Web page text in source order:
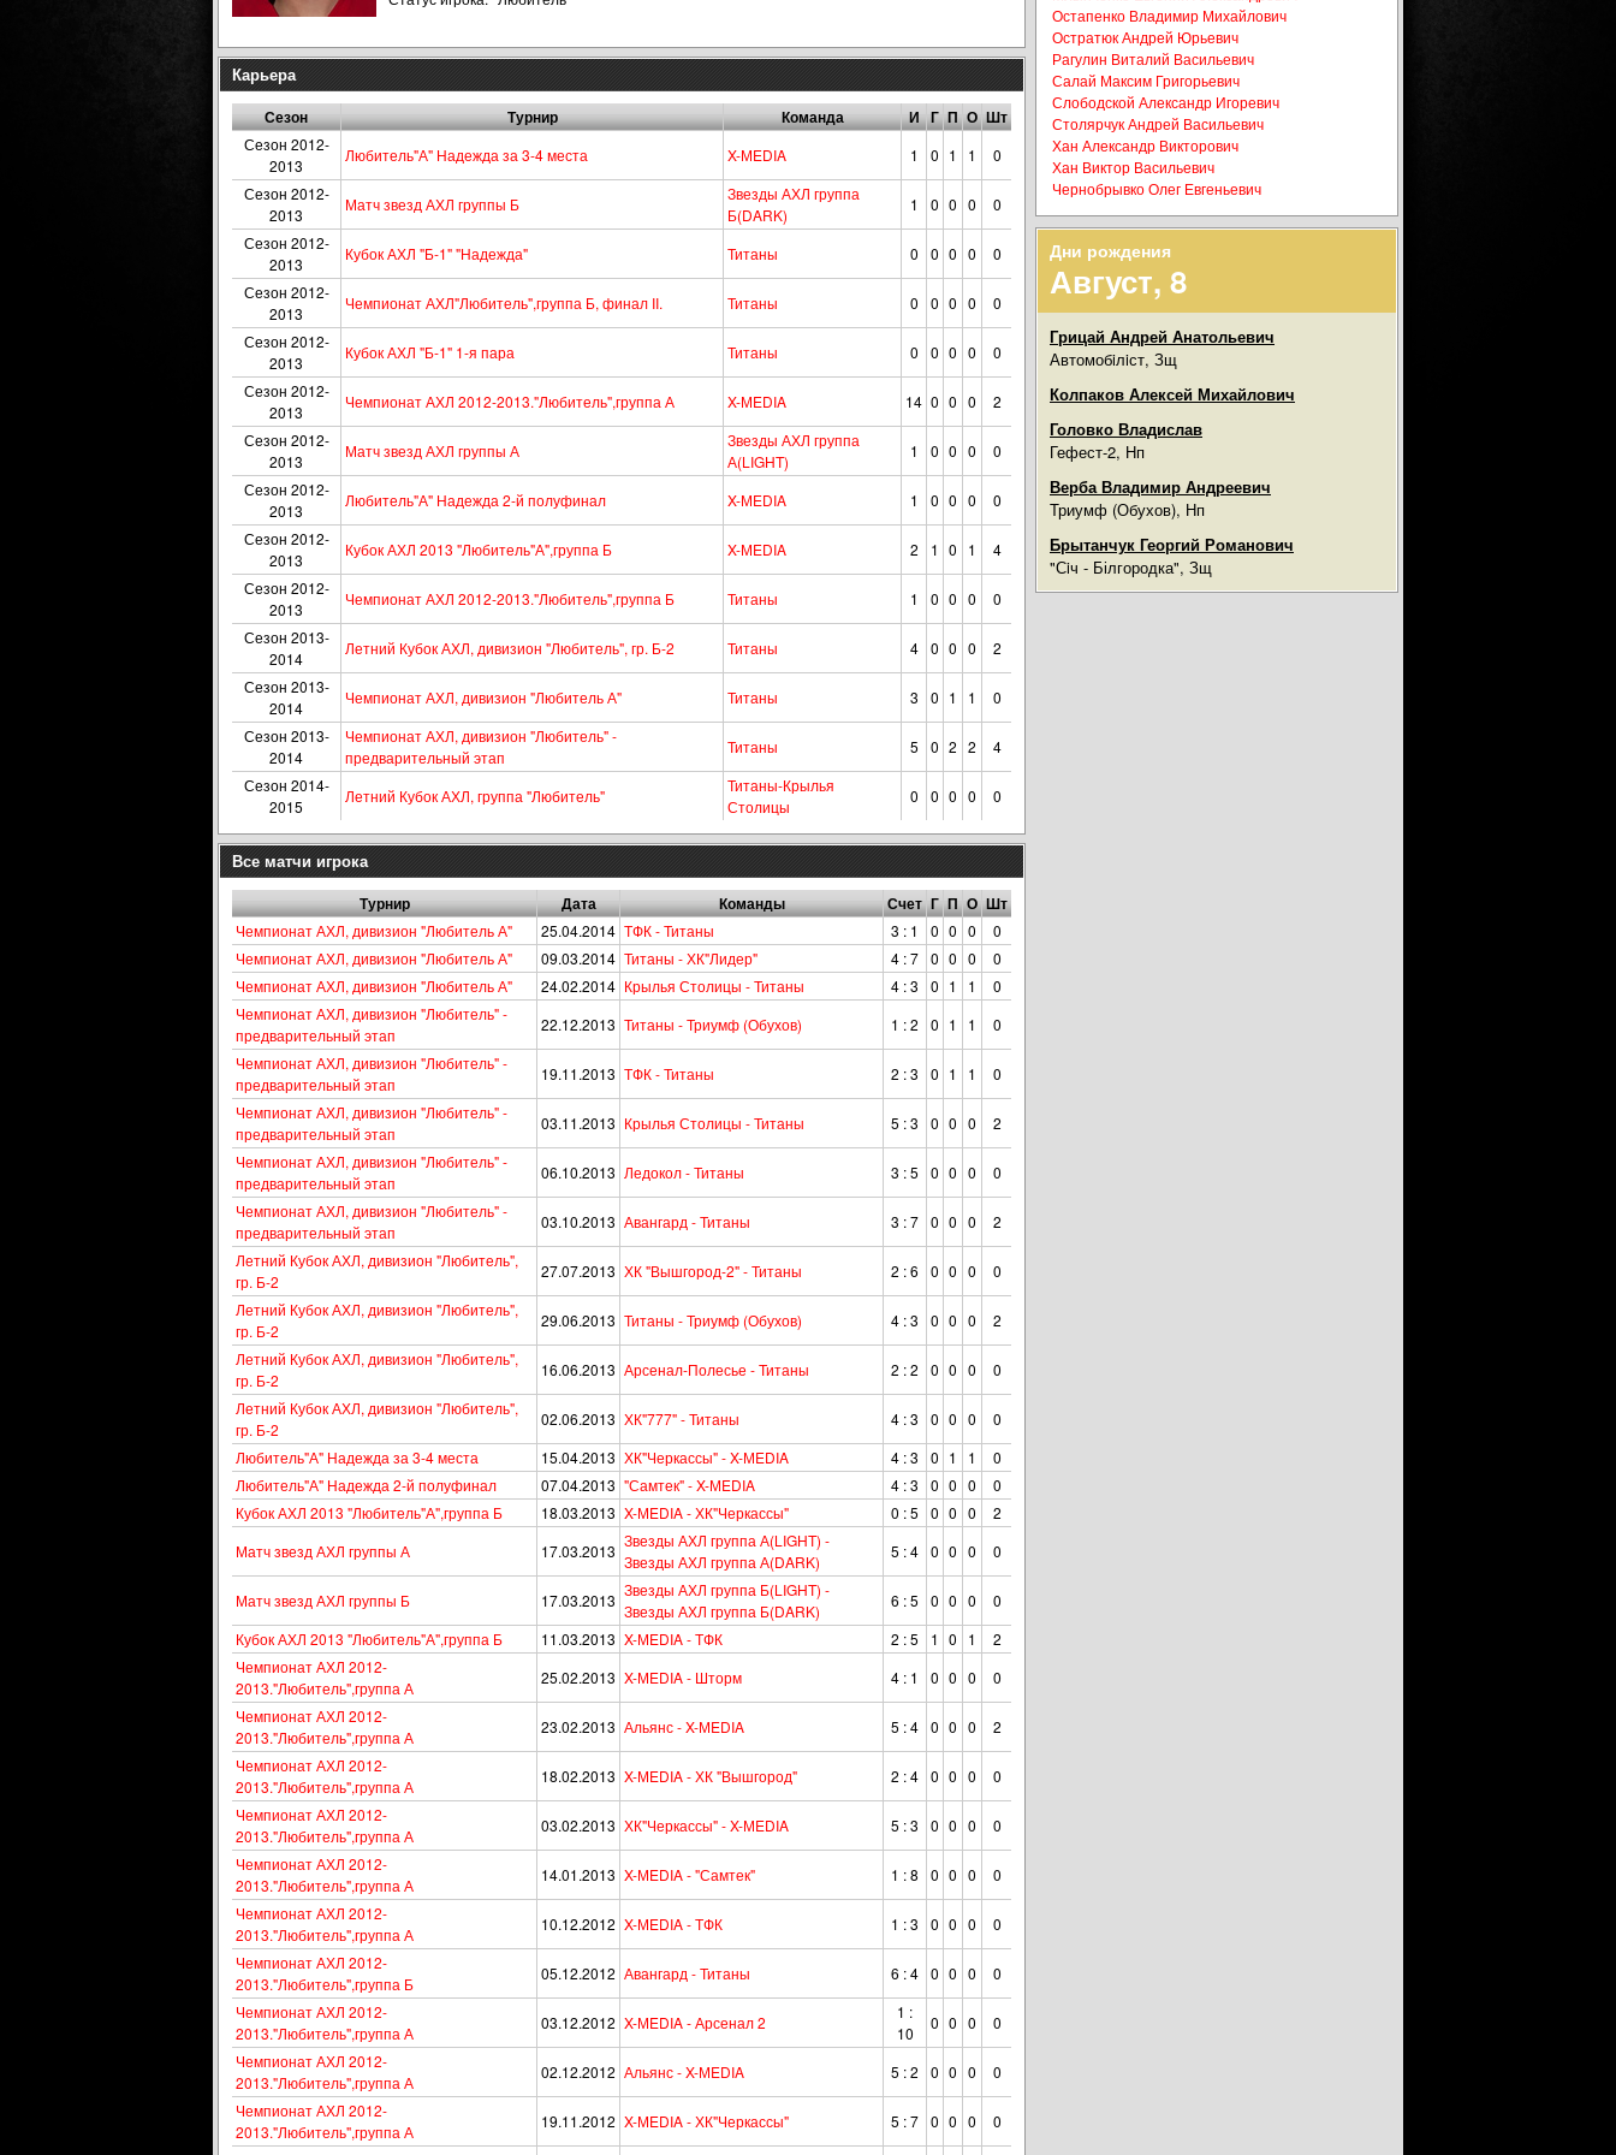
Остапенко Владимир Михайлович
Остратюк Андрей Юрьевич
Рагулин Виталий Васильевич
Салай Максим Григорьевич
Слободской Александр Игоревич
Столярчук Андрей Васильевич
Хан Александр Викторович
Хан Виктор Васильевич
Чернобрывко Олег Евгеньевич
Дни рождения
Август, 8
Грицай Андрей Анатольевич
Автомобiлiст, Зщ
Колпаков Алексей Михайлович
Головко Владислав
Гефест-2, Нп
Верба Владимир Андреевич
Триумф (Обухов), Нп
Брытанчук Георгий Романович
"Сiч - Білгородка", Зщ
Карьера
Сезон Турнир Команда И Г П О Шт
Сезон 2012-
2013
Любитель"А" Надежда за 3-4 места X-МEDIA 1 0 1 1
0
Сезон 2012-
2013
Матч звезд АХЛ группы Б
Звезды АХЛ группа
Б(DARK)
1 0 0 0
0
Сезон 2012-
2013
Кубок АХЛ "Б-1" "Надежда" Титаны 0 0 0 0
0
Сезон 2012-
2013
Чемпионат АХЛ"Любитель",группа Б, финал II. Титаны 0 0 0 0
0
Сезон 2012-
2013
Кубок АХЛ "Б-1" 1-я пара Титаны 0 0 0 0
0
Сезон 2012-
2013
Чемпионат АХЛ 2012-2013."Любитель",группа А X-МEDIA 14 0 0 0
2
Сезон 2012-
2013
Матч звезд АХЛ группы А
Звезды АХЛ группа
А(LIGHT)
1 0 0 0
0
Сезон 2012-
2013
Любитель"А" Надежда 2-й полуфинал X-МEDIA 1 0 0 0
0
Сезон 2012-
2013
Кубок АХЛ 2013 "Любитель"А",группа Б X-МEDIA 2 1 0 1
4
Сезон 2012-
2013
Чемпионат АХЛ 2012-2013."Любитель",группа Б Титаны 1 0 0 0
0
Сезон 2013-
2014
Летний Кубок АХЛ, дивизион "Любитель", гр. Б-2 Титаны 4 0 0 0
2
Сезон 2013-
2014
Чемпионат АХЛ, дивизион "Любитель А" Титаны 3 0 1 1
0
Сезон 2013-
2014
Чемпионат АХЛ, дивизион "Любитель" -
предварительный этап
Титаны 5 0 2 2
4
Сезон 2014-
2015
Летний Кубок АХЛ, группа "Любитель"
Титаны-Крылья
Столицы
0 0 0 0 0
Все матчи игрока
Турнир Дата Команды Счет Г П О Шт
Чемпионат АХЛ, дивизион "Любитель А" 25.04.2014 ТФК - Титаны 3 : 1 0 0 0
0
Чемпионат АХЛ, дивизион "Любитель А"
09.03.2014 Титаны - ХК"Лидер" 4 : 7 0 0 0
0
Чемпионат АХЛ, дивизион "Любитель А"
24.02.2014 Крылья Столицы - Титаны 4 : 3 0 1 1
0
Чемпионат АХЛ, дивизион "Любитель" -
предварительный этап
22.12.2013 Титаны - Триумф (Обухов) 1 : 2 0 1 1
0
Чемпионат АХЛ, дивизион "Любитель" -
предварительный этап
19.11.2013 ТФК - Титаны 2 : 3 0 1 1
0
Чемпионат АХЛ, дивизион "Любитель" -
предварительный этап
03.11.2013 Крылья Столицы - Титаны 5 : 3 0 0 0
2
Чемпионат АХЛ, дивизион "Любитель" -
предварительный этап
06.10.2013 Ледокол - Титаны 3 : 5 0 0 0
0
Чемпионат АХЛ, дивизион "Любитель" -
предварительный этап
03.10.2013 Авангард - Титаны 3 : 7 0 0 0
2
Летний Кубок АХЛ, дивизион "Любитель",
гр. Б-2
27.07.2013 ХК "Вышгород-2" - Титаны 2 : 6 0 0 0
0
Летний Кубок АХЛ, дивизион "Любитель",
гр. Б-2
29.06.2013 Титаны - Триумф (Обухов) 4 : 3 0 0 0
2
Летний Кубок АХЛ, дивизион "Любитель",
гр. Б-2
16.06.2013 Арсенал-Полесье - Титаны 2 : 2 0 0 0
0
Летний Кубок АХЛ, дивизион "Любитель",
гр. Б-2
02.06.2013 ХК"777" - Титаны 4 : 3 0 0 0
0
Любитель"А" Надежда за 3-4 места
15.04.2013 ХК"Черкассы" - X-МEDIA 4 : 3 0 1 1
0
Любитель"А" Надежда 2-й полуфинал
07.04.2013 "Самтек" - X-МEDIA 4 : 3 0 0 0
0
Кубок АХЛ 2013 "Любитель"А",группа Б
18.03.2013 X-МEDIA - ХК"Черкассы" 0 : 5 0 0 0
2
Матч звезд АХЛ группы А
17.03.2013
Звезды АХЛ группа А(LIGHT) -
Звезды АХЛ группа А(DARK)
5 : 4 0 0 0 0
Матч звезд АХЛ группы Б 17.03.2013
Звезды АХЛ группа Б(LIGHT) -
Звезды АХЛ группа Б(DARK)
6 : 5 0 0 0
0
Кубок АХЛ 2013 "Любитель"А",группа Б
11.03.2013 X-МEDIA - ТФК 2 : 5 1 0 1
2
Чемпионат АХЛ 2012-
2013."Любитель",группа А
25.02.2013 X-МEDIA - Шторм 4 : 1 0 0 0
0
Чемпионат АХЛ 2012-
2013."Любитель",группа А
23.02.2013 Альянс - X-МEDIA 5 : 4 0 0 0
2
Чемпионат АХЛ 2012-
2013."Любитель",группа А
18.02.2013 X-МEDIA - ХК "Вышгород" 2 : 4 0 0 0
0
Чемпионат АХЛ 2012-
2013."Любитель",группа А
03.02.2013 ХК"Черкассы" - X-МEDIA 5 : 3 0 0 0
0
Чемпионат АХЛ 2012-
2013."Любитель",группа А
14.01.2013 X-МEDIA - "Самтек" 1 : 8 0 0 0
0
Чемпионат АХЛ 2012-
2013."Любитель",группа А
10.12.2012 X-МEDIA - ТФК 1 : 3 0 0 0
0
Чемпионат АХЛ 2012-
2013."Любитель",группа Б
05.12.2012 Авангард - Титаны 6 : 4 0 0 0
0
Чемпионат АХЛ 2012-
2013."Любитель",группа А
03.12.2012 X-МEDIA - Арсенал 2
1 :
10
0 0 0
0
Чемпионат АХЛ 2012-
2013."Любитель",группа А
02.12.2012 Альянс - X-МEDIA 5 : 2 0 0 0
0
Чемпионат АХЛ 2012-
2013."Любитель",группа А
19.11.2012 X-МEDIA - ХК"Черкассы" 5 : 7 0 0 0
0